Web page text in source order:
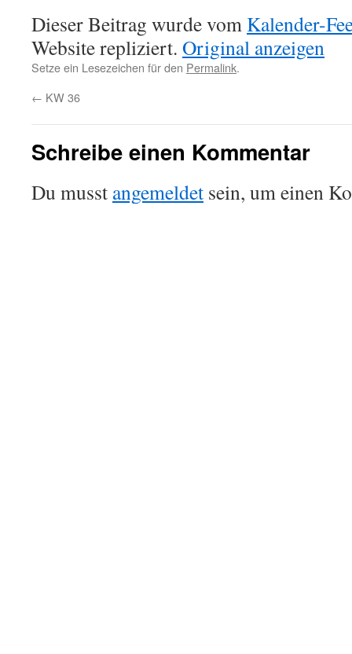
Dieser Beitrag wurde vom Kalender-
Website repliziert. Original anzeigen
Setze ein Lesezeichen für den Permalink.
← KW 36
Schreibe einen Kommentar
Du musst angemeldet sein, um einen